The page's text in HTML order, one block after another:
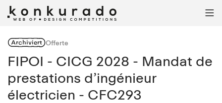

ArchiviertOfferte
FIPOI - CICG 2028 - Mandat de
prestations d’ingénieur
électricien - CFC293